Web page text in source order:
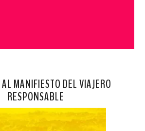
MANIFIESTO DEL VIAJERO
RESPONSABLE